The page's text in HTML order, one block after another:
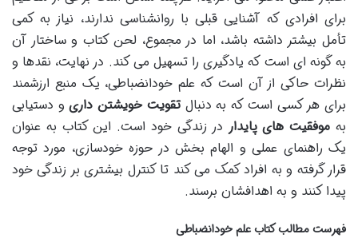
برای افرادی که آشنایی قبلی با روانشناسی ندارند، نیاز به کمی
تأمل بیشتر داشته باشد، اما در مجموع، لحن کتاب و ساختار آن
به گونه ای است که یادگیری را تسهیل می کند. در نهایت، نقدها و
نظرات حاکی از آن است که علم خودانضباطی، یک منبع ارزشمند
برای هر کسی است که به دنبالتقویت خویشتن داریو دستیابی
به موفقیت های پایدار در زندگی خود است. این کتاب به عنوان
یک راهنمای عملی و الهام بخش در حوزه خودسازی، مورد توجه
قرار گرفته و به افراد کمک می کند تا کنترل بیشتری بر زندگی خود
پیدا کنند و به اهدافشان برسند.
فهرست مطالب کتاب علم خودانضباطی